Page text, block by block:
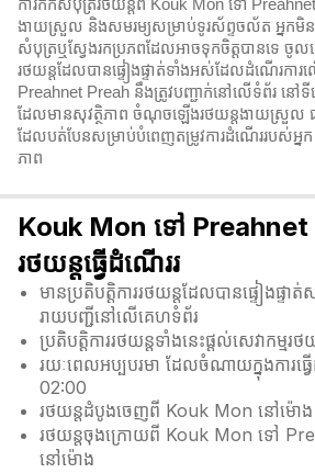
ការកក់សំបុត្ររថយន្តពី Kouk Mon ទៅ
ងាយស្រួល និងសមរម្យសម្រាប់ទូរស័ព្ទចល័ត អ្នកមិន
សំបុត្រឬស្វែងរកប្រភពដែលអាចទុកចិត្តបានទេ ចូ
រថយន្តដែលបានផ្ទៀងផ្ទាត់ទាំងអស់ដែលដំណើរការ
Preahnet Preah នឹងត្រូវបញ្ជាក់នៅលើទំព័រ នៅទី
ដែលមានសុវត្ថិភាព ចំណុចឡើងរថយន្តងាយស្រួល
ដែលបត់បែនសម្រាប់បំពេញតម្រូវការដំណើររបស់អ្
ភាព
Kouk Mon ទៅ Preahnet
រថយន្តធ្វើដំណើររ
មានប្រតិបត្តិការរថយន្តដែលបានផ្ទៀងផ្ទ
រាយបញ្ជីនៅលើគេហទំព័រ
ប្រតិបត្តិការរថយន្តទាំងនេះផ្តល់សេវាកម្មរ
រយៈពេលអប្បបរមា ដែលចំណាយក្នុងការធ្វ
02:00
រថយន្តដំបូងចេញពី Kouk Mon នៅម៉ោង
រថយន្តចុងក្រោយពី Kouk Mon ទៅ
នៅម៉ោង